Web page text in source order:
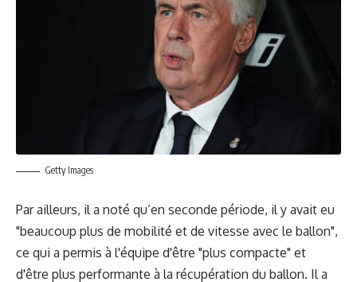
Getty Images
Par ailleurs, il a noté qu’en seconde période, il y avait eu
"beaucoup plus de mobilité et de vitesse avec le ballon",
ce qui a permis à l'équipe d'être "plus compacte" et
d'être plus performante à la récupération du ballon. Il a